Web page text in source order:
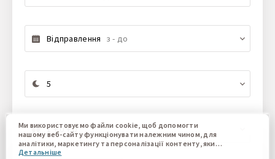
Відправлення з - до
5
1 + 0 + 0
Ми використовуємо файли cookie, щоб допомогти
нашому веб-сайту функціонувати належним чином, для
аналітики, маркетингу та персоналізації контенту, який
ви бачите. Файли cookie дозволяють нам відрізняти Вас
Детальніше